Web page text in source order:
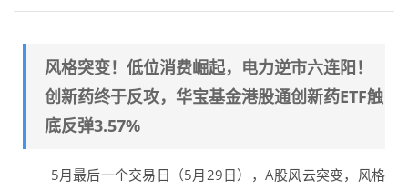
风格突变！低位消费崛起，电力逆市六连阳！
创新药终于反攻，华宝基金港股通创新药ETF触
底反弹3.57%
5月最后一个交易日（5月29日），A股风云突变，风格